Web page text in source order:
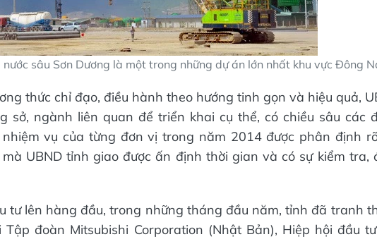
sâu Sơn Dương là một trong những dự án lớn nhất khu vực Đông
thức chỉ đạo, điều hành theo hướng tinh gọn và hiệu quả,
sở, ngành liên quan để triển khai cụ thể, có chiều sâu các
vụ của từng đơn vị trong năm 2014 được phân định
UBND tỉnh giao được ấn định thời gian và có sự kiểm tra,
tư lên hàng đầu, trong những tháng đầu năm, tỉnh đã tranh
Tập đoàn Mitsubishi Corporation (Nhật Bản), Hiệp hội đầu